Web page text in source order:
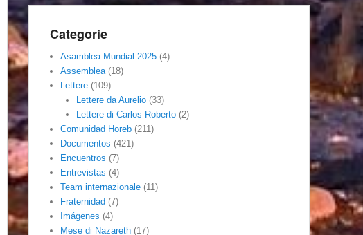
Categorie
Asamblea Mundial 2025 (4)
Assemblea(18)
Lettere (109)
Lettere da Aurelio(33)
Lettere di Carlos Roberto(2)
Comunidad Horeb (211)
Documentos (421)
Encuentros (7)
Entrevistas (4)
Team internazionale (11)
Fraternidad (7)
Imágenes (4)
Mese di Nazareth (17)